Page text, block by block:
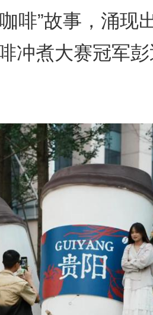
啡”故事，涌现
冲煮大赛冠军